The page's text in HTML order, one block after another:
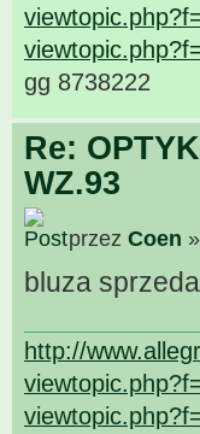
gg 8738222
Re:
WZ.93
przez Coen
bluza
http://